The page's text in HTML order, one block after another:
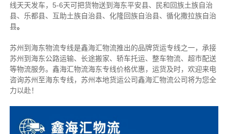
线天天发车，5-6天可把货物送到海东平安县、民和回族土族自治
县、乐都县、互助土族自治县、化隆回族自治县、循化撒拉族自治
县。
苏州到海东物流专线是鑫海汇物流推出的品牌货运专线之一， 承接
苏州到海东公路运输、长途搬家、轿车托运、整车物流、超市配送
等物流服务。 鑫海汇物流海东专线价格优惠，运货及时，欢迎来电
咨询苏州至海东专线，苏州本地货运公司鑫海汇物流公司将为您全
力以赴！